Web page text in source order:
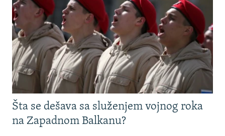
Šta se dešava sa služenjem vojnog roka
na Zapadnom Balkanu?